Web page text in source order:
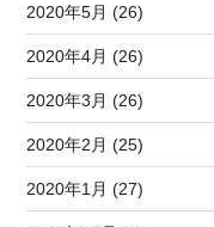
2020年5月 (26)
2020年4月 (26)
2020年3月 (26)
2020年2月 (25)
2020年1月 (27)